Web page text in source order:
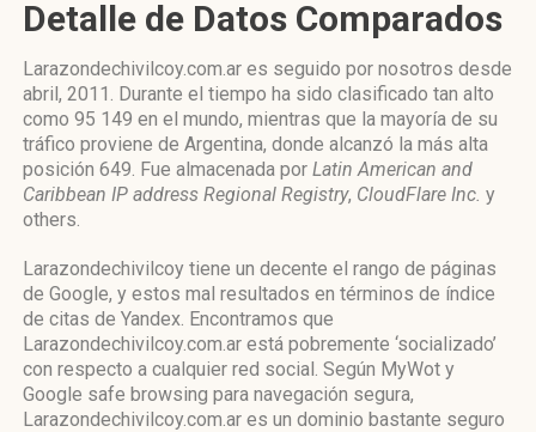
Detalle de Datos Comparados
Larazondechivilcoy.com.ar es seguido por nosotros desde
abril, 2011. Durante el tiempo ha sido clasificado tan alto
como 95 149 en el mundo, mientras que la mayoría de su
tráfico proviene de Argentina, donde alcanzó la más alta
posición 649. Fue almacenada por Latin American and
Caribbean IP address Regional Registry, CloudFlare Inc. y
others.
Larazondechivilcoy tiene un decente el rango de páginas
de Google, y estos mal resultados en términos de índice
de citas de Yandex. Encontramos que
Larazondechivilcoy.com.ar está pobremente ‘socializado’
con respecto a cualquier red social. Según MyWot y
Google safe browsing para navegación segura,
Larazondechivilcoy.com.ar es un dominio bastante seguro